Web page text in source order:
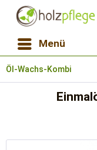
Menü
Öl-Wachs-Kombi